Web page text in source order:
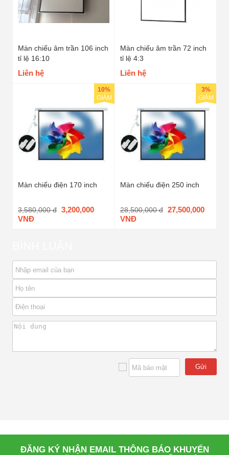
Màn chiếu âm trần 106 inch
tỉ lệ 16:10
Liên hệ
Màn chiếu âm trần 72 inch
tỉ lệ 4:3
Liên hệ
Màn chiếu điện 170 inch
3,580,000 đ 3,200,000
VNĐ
10%
GIẢM
Màn chiếu điện 250 inch
28,500,000 đ 27,500,000
VNĐ
3%
GIẢM
Gửi
ĐĂNG KÝ NHẬN EMAIL THÔNG BÁO KHUYẾN